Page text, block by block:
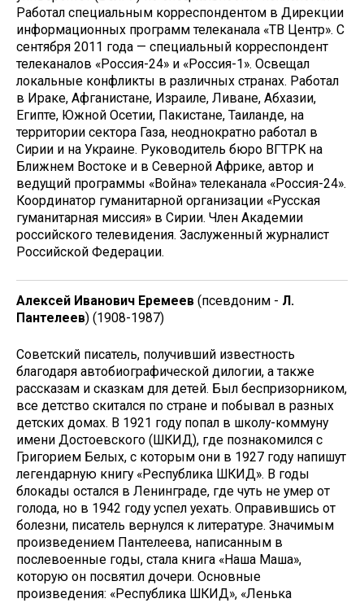
Работал специальным корреспондентом в Дирекции
информационных программ телеканала «ТВ Центр». С
сентября 2011 года — специальный корреспондент
телеканалов «Россия-24» и «Россия-1». Освещал
локальные конфликты в различных странах. Работал
в Ираке, Афганистане, Израиле, Ливане, Абхазии,
Египте, Южной Осетии, Пакистане, Таиланде, на
территории сектора Газа, неоднократно работал в
Сирии и на Украине. Руководитель бюро ВГТРК на
Ближнем Востоке и в Северной Африке, автор и
ведущий программы «Война» телеканала «Россия-24».
Координатор гуманитарной организации «Русская
гуманитарная миссия» в Сирии. Член Академии
российского телевидения. Заслуженный журналист
Российской Федерации.
Алексей Иванович Еремеев (псевдоним - Л.
Пантелеев) (1908-1987)
Советский писатель, получивший известность
благодаря автобиографической дилогии, а также
рассказам и сказкам для детей. Был беспризорником,
все детство скитался по стране и побывал в разных
детских домах. В 1921 году попал в школу-коммуну
имени Достоевского (ШКИД), где познакомился с
Григорием Белых, с которым они в 1927 году напишут
легендарную книгу «Республика ШКИД». В годы
блокады остался в Ленинграде, где чуть не умер от
голода, но в 1942 году успел уехать. Оправившись от
болезни, писатель вернулся к литературе. Значимым
произведением Пантелеева, написанным в
послевоенные годы, стала книга «Наша Маша»,
которую он посвятил дочери. Основные
произведения: «Республика ШКИД», «Ленька